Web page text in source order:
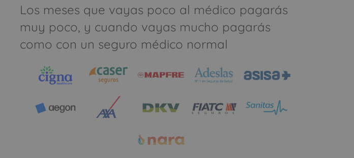
Los meses que vayas poco al médico pagarás
muy poco, y cuando vayas mucho pagarás
como con un seguro médico normal